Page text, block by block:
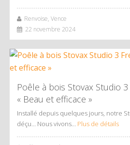
Renvoise, Vence
22 novembre 2024
Poêle à bois Stovax Studio
« Beau et efficace »
Installé depuis quelques jours, notre
déçu… Nous vivons… Plus de détails